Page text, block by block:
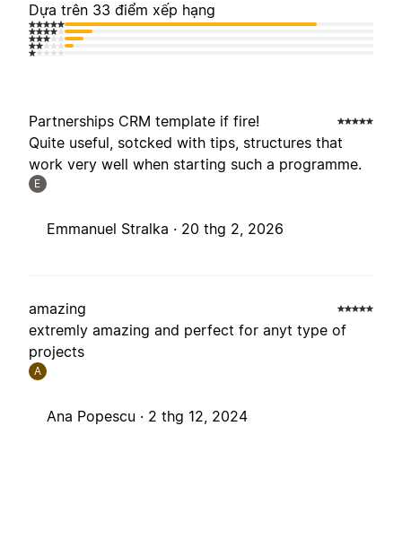
Dựa trên 33 điểm xếp hạng
Partnerships CRM template if fire!
Quite useful, sotcked with tips, structures that
work very well when starting such a programme.
E
Emmanuel Stralka · 20 thg 2, 2026
amazing
extremly amazing and perfect for anyt type of
projects
A
Ana Popescu · 2 thg 12, 2024